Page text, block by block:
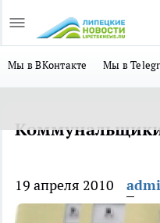
Мы в ВКонтакте Мы в
19 апреля 2010